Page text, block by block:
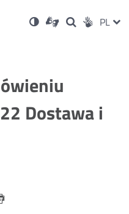
Ustawienia
Wersja
kontrastowa
Dla
niesłyszących
OtwórzOtwórz
w
Otwórz
w
Social PL
Dostawa i